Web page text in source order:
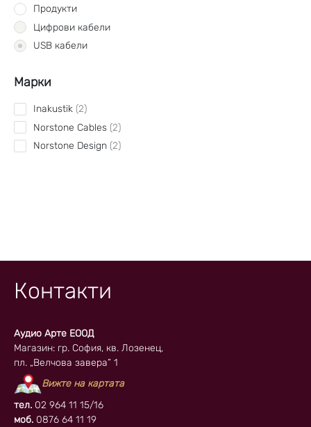
Продукти
Цифрови кабели
USB кабели
Марки
Inakustik 2
Norstone Cables 2
Norstone Design 2
Контакти
Аудио Арте ЕООД
Магазин: гр. София, кв. Лозенец,
пл. „Велчова завера” 1
Вижте на картата
тел. 02 964 11 15/16
моб. 0876 64 11 19